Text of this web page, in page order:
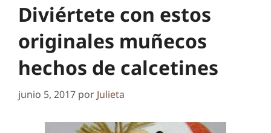
Diviértete con estos
originales muñecos
hechos de calcetines
junio 5, 2017 por Julieta